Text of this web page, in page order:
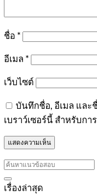
ชื่อ *
อีเมล *
เว็บไซต์
บันทึกชื่อ, อีเมล แล
เบราว์เซอร์นี้ สำหรับก
เรื่องล่าสุด